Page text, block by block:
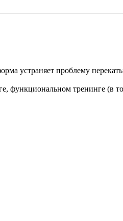
устраняет проблему
функциональном тренинге (в